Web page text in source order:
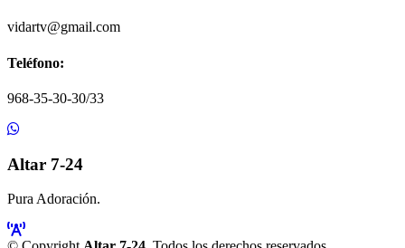
vidartv@gmail.com
Teléfono:
968-35-30-30/33
Altar 7-24
Pura Adoración.